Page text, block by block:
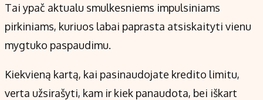
Tai ypač aktualu smulkesniems impulsiniams
pirkiniams, kuriuos labai paprasta atsiskaityti vienu
mygtuko paspaudimu.
Kiekvieną kartą, kai pasinaudojate kredito limitu,
verta užsirašyti, kam ir kiek panaudota, bei iškart